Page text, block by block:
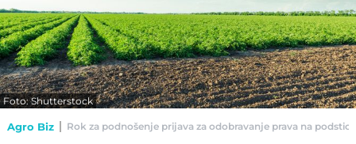
Foto: Shutterstock
Agro Biz Rok za podnošenje prijava za odobravanje prava na